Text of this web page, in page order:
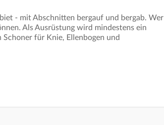
- mit Abschnitten bergauf und bergab. Wer
Als Ausrüstung wird mindestens ein
für Knie, Ellenbogen und